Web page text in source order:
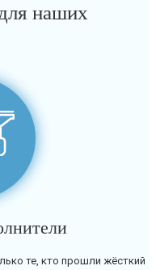
наших
те, кто прошли жёсткий